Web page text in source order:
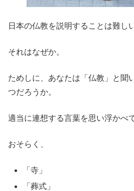
日本の仏教を説明することは難しい
それはなぜか。
ためしに、あなたは「仏教」と聞
つだろうか。
適当に連想する言葉を思い浮かべ
おそらく、
「寺」
「葬式」